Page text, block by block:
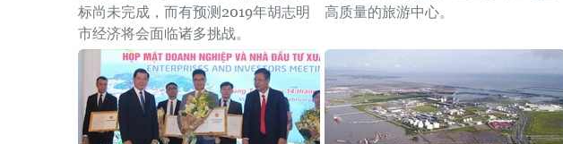
标尚未完成，而有预测2019年胡志明
市经济将会面临诸多挑战。
高质量的旅游中心。